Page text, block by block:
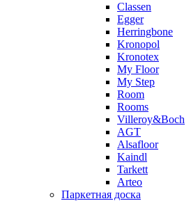
Classen
Egger
Herringbone
Kronopol
Kronotex
My Floor
My Step
Room
Rooms
Villeroy&Boch
AGT
Alsafloor
Kaindl
Tarkett
Arteo
Паркетная доска